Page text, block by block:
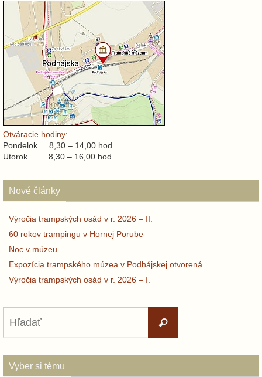
Otváracie hodiny:
Pondelok 8,30 – 14,00 hod
Utorok 8,30 – 16,00 hod
Nové články
Výročia trampských osád v r. 2026 – II.
60 rokov trampingu v Hornej Porube
Noc v múzeu
Expozícia trampského múzea v Podhájskej otvorená
Výročia trampských osád v r. 2026 – I.
Hľadať
Vyber si tému